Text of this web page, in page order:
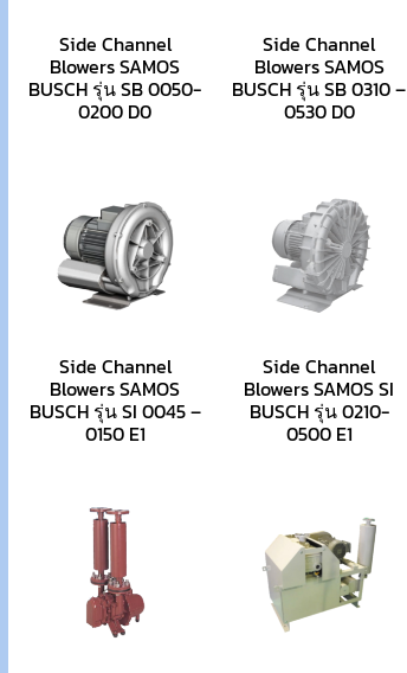
Side Channel
Blowers SAMOS
BUSCH รุ่น SB 0050-
0200 D0
Side Channel
Blowers SAMOS
BUSCH รุ่น SB 0310 –
0530 D0
Side Channel
Blowers SAMOS
BUSCH รุ่น SI 0045 –
0150 E1
Side Channel
Blowers SAMOS SI
BUSCH รุ่น 0210-
0500 E1